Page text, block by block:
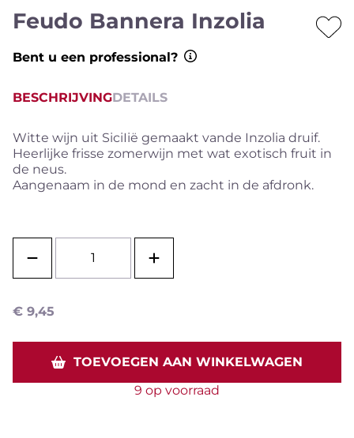
Feudo Bannera Inzolia
Bent u een professional?
BESCHRIJVINGDETAILS
Witte wijn uit SiciIië gemaakt vande Inzolia druif.
Heerlijke frisse zomerwijn met wat exotisch fruit in
de neus.
Aangenaam in de mond en zacht in de afdronk.
€ 9,45
TOEVOEGEN AAN WINKELWAGEN
9 op voorraad